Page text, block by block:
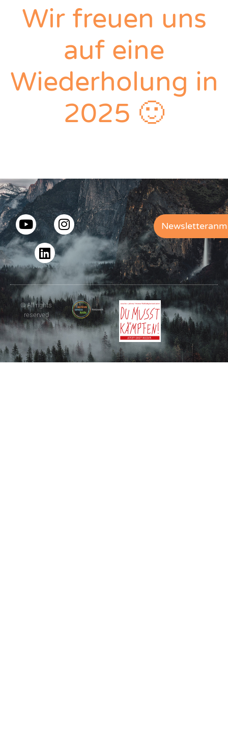
Wir freuen uns
auf eine
Wiederholung in
2025 🙂
© All rights
reserved